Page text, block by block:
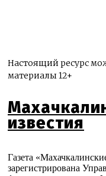
Настоящий ресурс
материалы 12+
известия
Газета
зарегистрирована